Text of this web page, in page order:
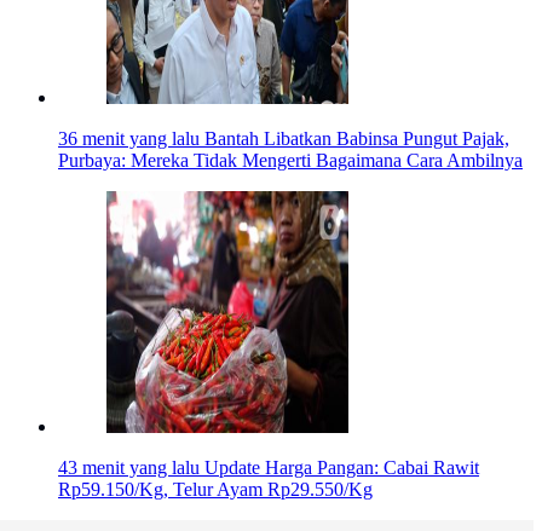
36 menit yang lalu Bantah Libatkan Babinsa Pungut Pajak,
Purbaya: Mereka Tidak Mengerti Bagaimana Cara Ambilnya
43 menit yang lalu Update Harga Pangan: Cabai Rawit
Rp59.150/Kg, Telur Ayam Rp29.550/Kg